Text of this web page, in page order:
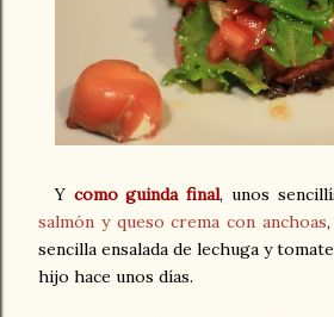
Y como guinda final, unos
salmón y queso crema con anchoas
sencilla ensalada de lechuga y
hijo hace unos días.